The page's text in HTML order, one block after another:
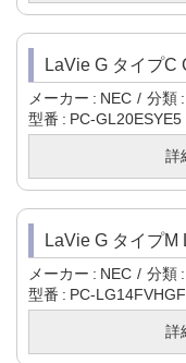
LaVie G タイプC
メーカー NEC 分類
型番
PC-GL20ESYE5
詳
LaVie G タイプ
メーカー NEC 分類
型番
PC-LG14FVHGF
詳